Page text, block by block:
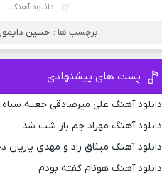
دانلود آهنگ
برچسب ها : حسین
پست های پیشنهادی
دانلود آهنگ علی میرصادقی جعبه سیاه
دانلود آهنگ مهراد جم باز شب شد
دانلود آهنگ میثاق راد و مهدی
دانلود آهنگ هونام گفته بودم